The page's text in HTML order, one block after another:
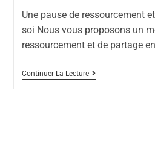
Une pause de ressourcement
soi Nous vous proposons un
ressourcement et de partage
Continuer La Lecture